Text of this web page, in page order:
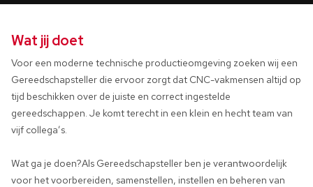
Wat jij doet
Voor een moderne technische productieomgeving zoeken wij een
Gereedschapsteller die ervoor zorgt dat CNC-vakmensen altijd op
tijd beschikken over de juiste en correct ingestelde
gereedschappen. Je komt terecht in een klein en hecht team van
vijf collega’s.
Wat ga je doen?Als Gereedschapsteller ben je verantwoordelijk
voor het voorbereiden, samenstellen, instellen en beheren van